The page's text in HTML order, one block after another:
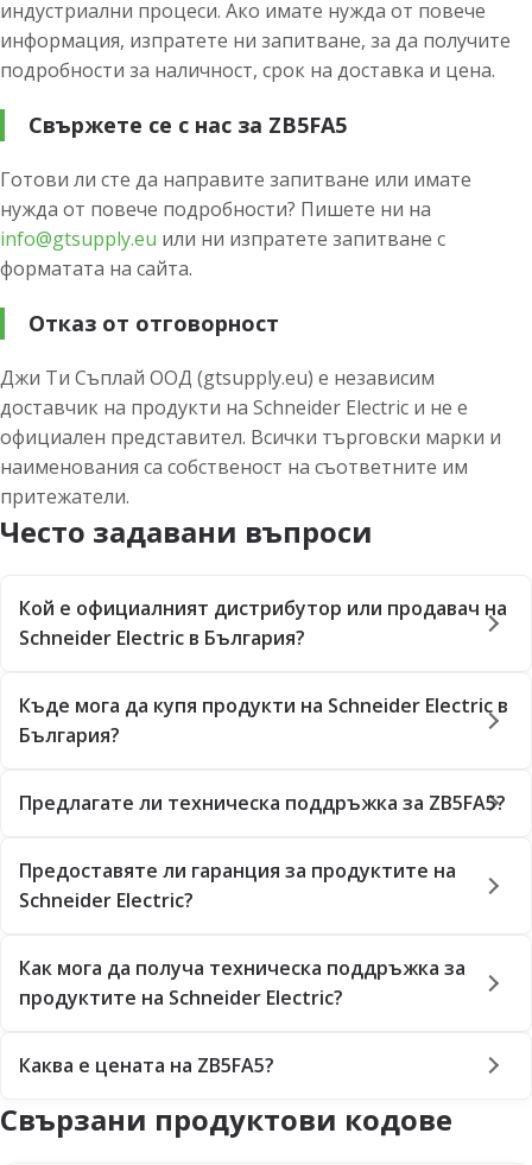
индустриални процеси. Ако имате нужда от повече
информация, изпратете ни запитване, за да получите
подробности за наличност, срок на доставка и цена.
Свържете се с нас за ZB5FA5
Готови ли сте да направите запитване или имате
нужда от повече подробности? Пишете ни на
info@gtsupply.eu или ни изпратете запитване с
форматата на сайта.
Отказ от отговорност
Джи Ти Съплай ООД (gtsupply.eu) е независим
доставчик на продукти на Schneider Electric и не е
официален представител. Всички търговски марки и
наименования са собственост на съответните им
притежатели.
Често задавани въпроси
Кой е официалният дистрибутор или продавач на
Schneider Electric в България?
Къде мога да купя продукти на Schneider Electric в
България?
Предлагате ли техническа поддръжка за ZB5FA5?
Предоставяте ли гаранция за продуктите на
Schneider Electric?
Как мога да получа техническа поддръжка за
продуктите на Schneider Electric?
Каква е цената на ZB5FA5?
Свързани продуктови кодове